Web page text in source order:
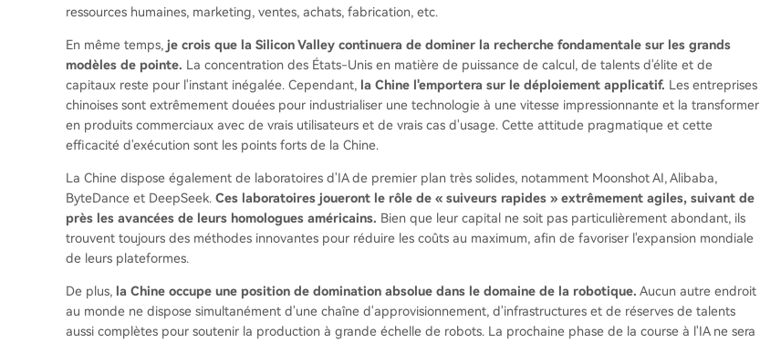
ressources humaines, marketing, ventes, achats, fabrication, etc.
En même temps, je crois que la Silicon Valley continuera de dominer la recherche fondamentale sur les grands
modèles de pointe. La concentration des États-Unis en matière de puissance de calcul, de talents d'élite et de
capitaux reste pour l'instant inégalée. Cependant, la Chine l'emportera sur le déploiement applicatif. Les entreprises
chinoises sont extrêmement douées pour industrialiser une technologie à une vitesse impressionnante et la transformer
en produits commerciaux avec de vrais utilisateurs et de vrais cas d'usage. Cette attitude pragmatique et cette
efficacité d'exécution sont les points forts de la Chine.
La Chine dispose également de laboratoires d'IA de premier plan très solides, notamment Moonshot AI, Alibaba,
ByteDance et DeepSeek. Ces laboratoires joueront le rôle de « suiveurs rapides » extrêmement agiles, suivant de
près les avancées de leurs homologues américains. Bien que leur capital ne soit pas particulièrement abondant, ils
trouvent toujours des méthodes innovantes pour réduire les coûts au maximum, afin de favoriser l'expansion mondiale
de leurs plateformes.
De plus, la Chine occupe une position de domination absolue dans le domaine de la robotique. Aucun autre endroit
au monde ne dispose simultanément d'une chaîne d'approvisionnement, d'infrastructures et de réserves de talents
aussi complètes pour soutenir la production à grande échelle de robots. La prochaine phase de la course à l'IA ne sera